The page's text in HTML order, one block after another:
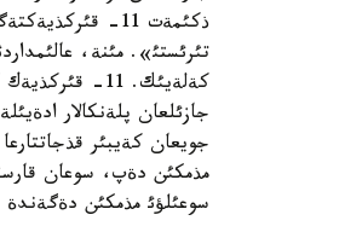
ذكئمةت 11-
تئرئستئ». مئنة،
كةلةيئك. 11-
جازئلعان پلةنكالار
مذمكئن دةپ، سوعان
سوعئلؤئ مذمكئن دةگةندة